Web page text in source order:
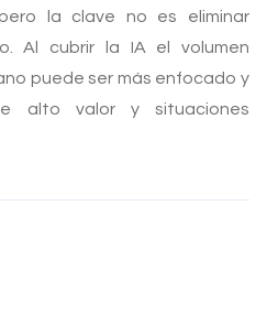
la clave no es eliminar
Al cubrir la IA el volumen
puede ser más enfocado y
alto valor y situaciones